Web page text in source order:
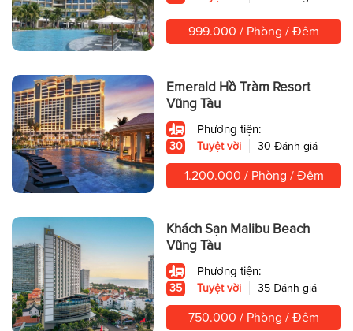
999.000 / Phòng / Đêm
Emerald Hồ Tràm Resort
Vũng Tàu
Phương tiện:
30 Tuyệt vời 30 Đánh giá
1.200.000 / Phòng / Đêm
Khách Sạn Malibu Beach
Vũng Tàu
Phương tiện:
35 Tuyệt vời 35 Đánh giá
750.000 / Phòng / Đêm